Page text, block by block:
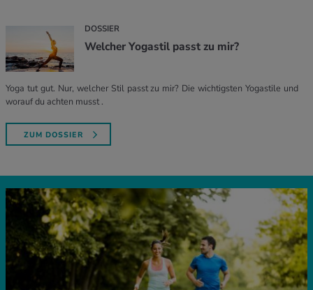
DOSSIER
Welcher Yogastil passt zu mir?
Yoga tut gut. Nur, welcher Stil passt zu mir? Die wichtigsten Yogastile und
worauf du achten musst .
ZUM DOSSIER